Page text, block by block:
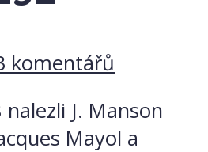
komentářů
J. Manson
Mayol a